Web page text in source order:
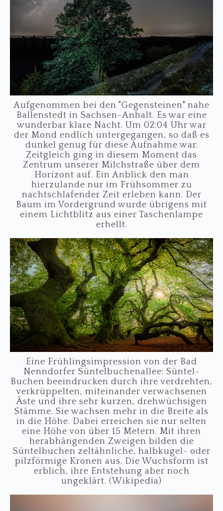
Aufgenommen bei den "Gegensteinen" nahe
Ballenstedt in Sachsen-Anhalt. Es war eine
wunderbar klare Nacht. Um 02:04 Uhr war
der Mond endlich untergegangen, so daß es
dunkel genug für diese Aufnahme war.
Zeitgleich ging in diesem Moment das
Zentrum unserer Milchstraße über dem
Horizont auf. Ein Anblick den man
hierzulande nur im Frühsommer zu
nachtschlafender Zeit erleben kann. Der
Baum im Vordergrund wurde übrigens mit
einem Lichtblitz aus einer Taschenlampe
erhellt.
Eine Frühlingsimpression von der Bad
Nenndorfer Süntelbuchenallee: Süntel-
Buchen beeindrucken durch ihre verdrehten,
verkrüppelten, miteinander verwachsenen
Äste und ihre sehr kurzen, drehwüchsigen
Stämme. Sie wachsen mehr in die Breite als
in die Höhe. Dabei erreichen sie nur selten
eine Höhe von über 15 Metern. Mit ihren
herabhängenden Zweigen bilden die
Süntelbuchen zeltähnliche, halbkugel- oder
pilzförmige Kronen aus. Die Wuchsform ist
erblich, ihre Entstehung aber noch
ungeklärt. (Wikipedia)